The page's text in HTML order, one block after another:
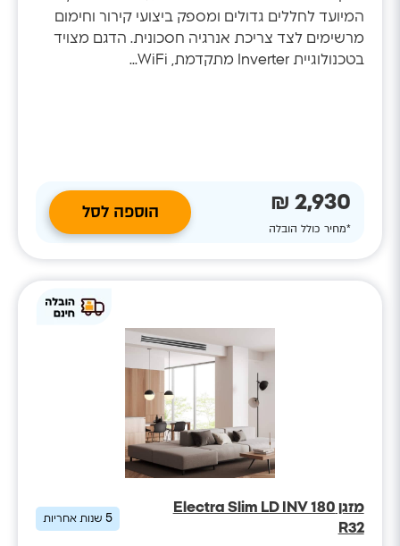
המיועד לחללים גדולים ומספק ביצועי קירור וחימום
מרשימים לצד צריכת אנרגיה חסכונית. הדגם מצויד
בטכנולוגיית Inverter מתקדמת, WiFi...
2,930 ₪
*מחיר כולל הובלה
הוספה לסל
מזגן Electra Slim LD INV 180
R32
5שנות אחריות